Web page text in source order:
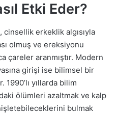
Etki Eder?
cinsellik erkeklik algısıyla
olmuş ve ereksiyonu
çareler aranmıştır. Modern
girişi ise bilimsel bir
yıllarda bilim
ölümleri azaltmak ve kalp
bulmak